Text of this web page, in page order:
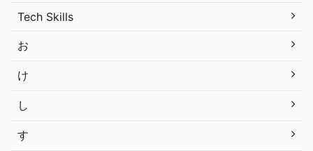
Tech Skills
お
け
し
す